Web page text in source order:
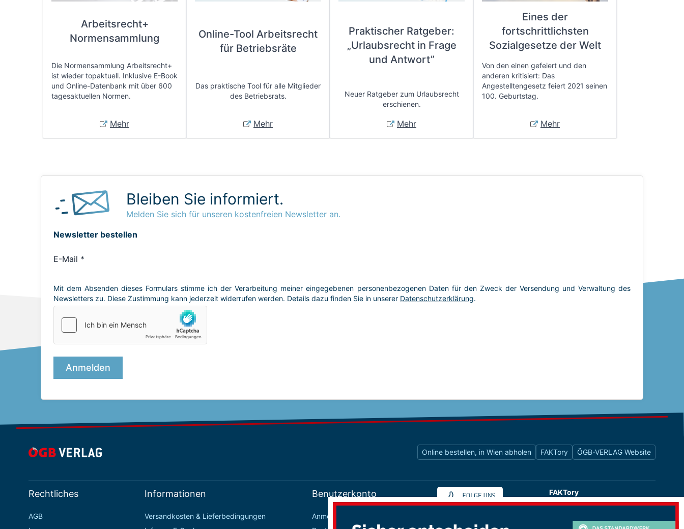
Arbeitsrecht+
Normensammlung
Die Normensammlung Arbeitsrecht+
ist wieder topaktuell. Inklusive E-Book
und Online-Datenbank mit über 600
tagesaktuellen Normen.
Mehr
Online-Tool Arbeitsrecht
für Betriebsräte
Das praktische Tool für alle Mitglieder
des Betriebsrats.
Mehr
Praktischer Ratgeber:
„Urlaubsrecht in Frage
und Antwort”
Neuer Ratgeber zum Urlaubsrecht
erschienen.
Mehr
Eines der
fortschrittlichsten
Sozialgesetze der Welt
Von den einen gefeiert und den
anderen kritisiert: Das
Angestelltengesetz feiert 2021 seinen
100. Geburtstag.
Mehr
Bleiben Sie informiert.
Melden Sie sich für unseren kostenfreien Newsletter an.
Online bestellen, in Wien abholen FAKTory ÖGB-VERLAG Website
Rechtliches
AGB
Informationen
Versandkosten & Lieferbedingungen
Benutzerkonto
Anmelden / Registrieren
FAKTory
Buchhandlung des ÖGB-Verlags
1010 Wien